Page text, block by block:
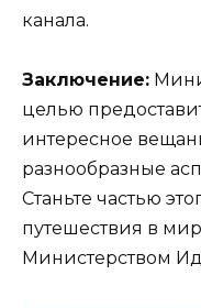
канала.
Заключение:
целью
интересное
разнообразные
Станьте частью
путешествия в
Министерством